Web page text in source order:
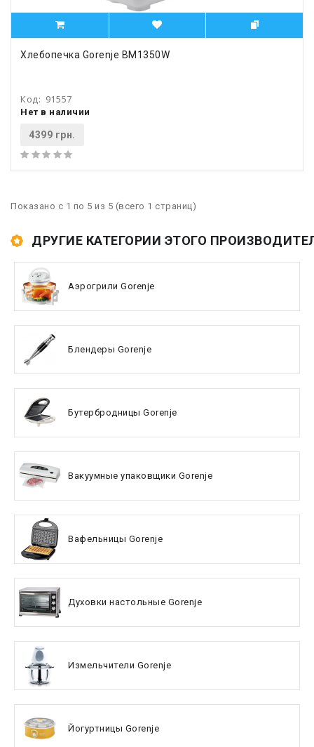
Хлебопечка Gorenje BM1350W
Код: 91557
Нет в наличии
4399 грн.
Показано с 1 по 5 из 5 (всего 1 страниц)
ДРУГИЕ КАТЕГОРИИ ЭТОГО
Аэрогрили Gorenje
Блендеры Gorenje
Бутербродницы Gorenje
Вакуумные упаковщики Gorenje
Вафельницы Gorenje
Духовки настольные Gorenje
Измельчители Gorenje
Йогуртницы Gorenje